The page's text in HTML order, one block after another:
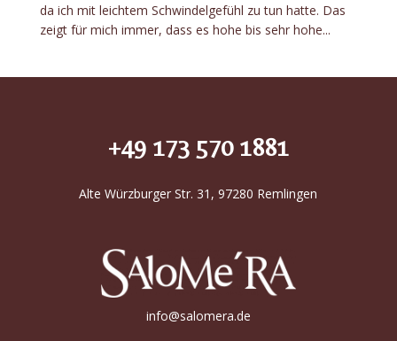
da ich mit leichtem Schwindelgefühl zu tun hatte. Das
zeigt für mich immer, dass es hohe bis sehr hohe...
+49 173 570 1881
Alte Würzburger Str. 31, 97280 Remlingen
info@salomera.de